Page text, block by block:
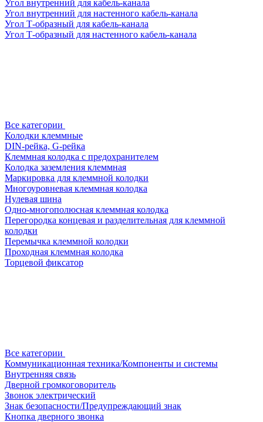
Угол внутренний для кабель-канала
Угол внутренний для настенного кабель-канала
Угол Т-образный для кабель-канала
Угол Т-образный для настенного кабель-канала
Все категории
Колодки клеммные
DIN-рейка, G-рейка
Клеммная колодка с предохранителем
Колодка заземления клеммная
Маркировка для клеммной колодки
Многоуровневая клеммная колодка
Нулевая шина
Одно-многополюсная клеммная колодка
Перегородка концевая и разделительная для клеммной
колодки
Перемычка клеммной колодки
Проходная клеммная колодка
Торцевой фиксатор
Все категории
Коммуникационная техника/Компоненты и системы
Внутренняя связь
Дверной громкоговоритель
Звонок электрический
Знак безопасности/Предупреждающий знак
Кнопка дверного звонка